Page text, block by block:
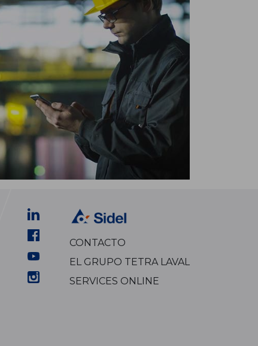
CONTACTO
EL GRUPO TETRA LAVAL
SERVICES ONLINE